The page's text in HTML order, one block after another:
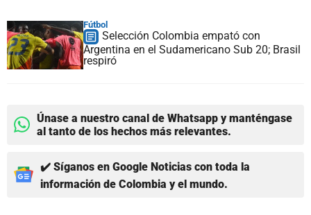
Fútbol
Selección Colombia empató con
Argentina en el Sudamericano Sub 20; Brasil
respiró
Únase a nuestro canal de Whatsapp y manténgase
al tanto de los hechos más relevantes.
✔️ Síganos en Google Noticias con toda la
información de Colombia y el mundo.